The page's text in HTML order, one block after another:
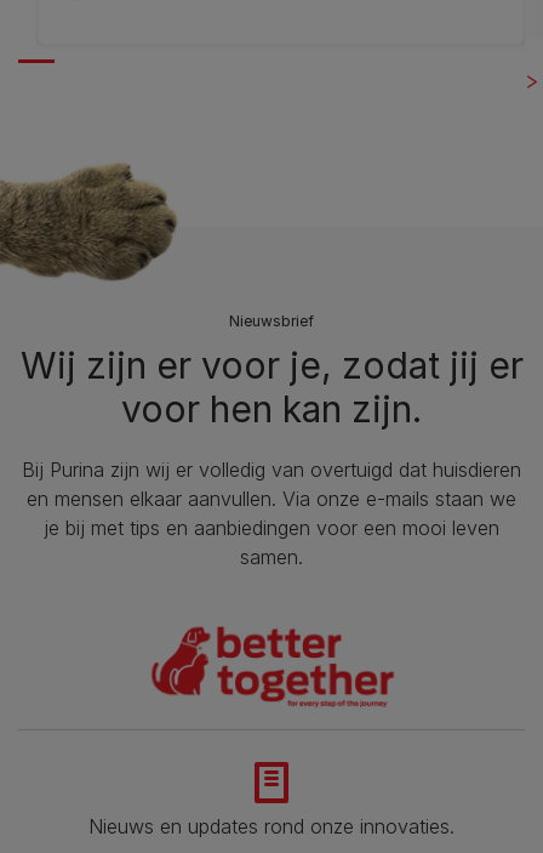
Nieuwsbrief
Wij zijn er voor je, zodat jij er
voor hen kan zijn.
Bij Purina zijn wij er volledig van overtuigd dat huisdieren
en mensen elkaar aanvullen. Via onze e-mails staan we
je bij met tips en aanbiedingen voor een mooi leven
samen.
Nieuws en updates rond onze innovaties.